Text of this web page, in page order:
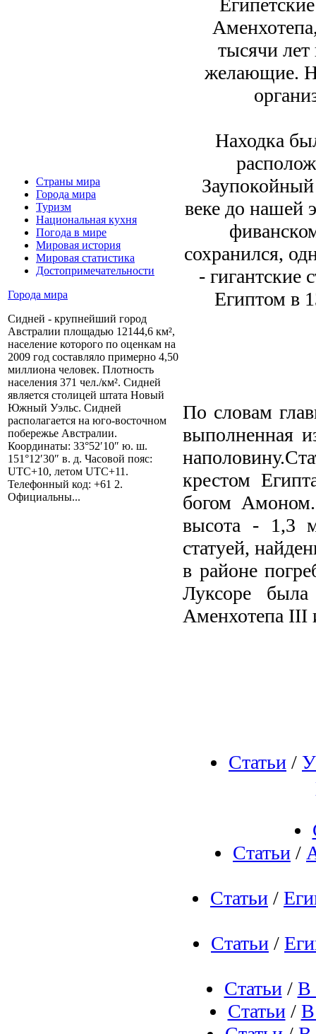
Страны мира
Города мира
Туризм
Национальная кухня
Погода в мире
Мировая история
Мировая статистика
Достопримечательности
Города мира
Сидней - крупнейший город
Австралии площадью 12144,6 км²,
население которого по оценкам на
2009 год составляло примерно 4,50
миллиона человек. Плотность
населения 371 чел./км². Сидней
является столицей штата Новый
Южный Уэльс. Сидней
располагается на юго-восточном
побережье Австралии.
Координаты: 33°52′10″ ю. ш.
151°12′30″ в. д. Часовой пояс:
UTC+10, летом UTC+11.
Телефонный код: +61 2.
Официальны...
тысячи лет
желающие.
Находка
веке до нашей
сохранился,
- гигантские
Египтом в
По словам
выполненная
крестом
богом
высота - 1,3
статуей,
в районе
Луксоре была
Аменхотепа III
Статьи /
Статьи /
Статьи /
Статьи /
Статьи/ В
Статьи/ В